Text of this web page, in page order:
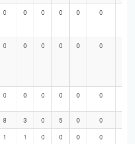
0 0 0 0 0 0
0 0 0 0 0 0
0 0 0 0 0 0
8 3 0 5 0 0
1 1 0 0 0 0